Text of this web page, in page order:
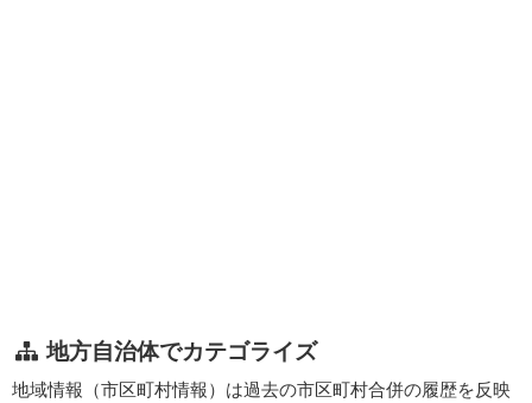
地方自治体でカテゴライズ
地域情報（市区町村情報）は過去の市区町村合併の履歴を反映